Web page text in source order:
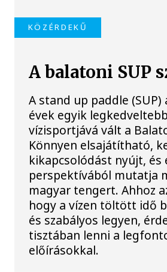
KÖZÉRDEKŰ
A balatoni SUP
A stand up paddle (SUP)
évek egyik legkedveltebb
vízisportjává vált a
Könnyen elsajátítható,
kikapcsolódást nyújt, és
perspektívából mutatja
magyar tengert. Ahhoz
hogy a vízen töltött idő
és szabályos legyen,
tisztában lenni a
előírásokkal.